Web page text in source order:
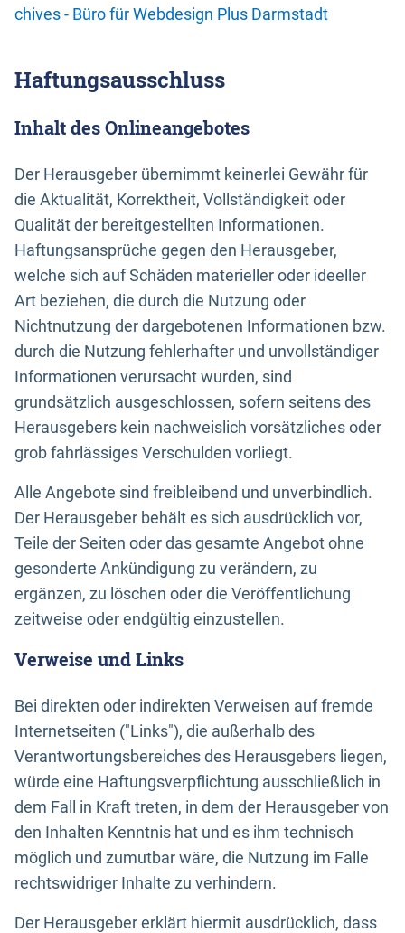
chives - Büro für Webdesign Plus Darmstadt
Haftungsausschluss
Inhalt des Onlineangebotes
Der Herausgeber übernimmt keinerlei Gewähr für
die Aktualität, Korrektheit, Vollständigkeit oder
Qualität der bereitgestellten Informationen.
Haftungsansprüche gegen den Herausgeber,
welche sich auf Schäden materieller oder ideeller
Art beziehen, die durch die Nutzung oder
Nichtnutzung der dargebotenen Informationen bzw.
durch die Nutzung fehlerhafter und unvollständiger
Informationen verursacht wurden, sind
grundsätzlich ausgeschlossen, sofern seitens des
Herausgebers kein nachweislich vorsätzliches oder
grob fahrlässiges Verschulden vorliegt.
Alle Angebote sind freibleibend und unverbindlich.
Der Herausgeber behält es sich ausdrücklich vor,
Teile der Seiten oder das gesamte Angebot ohne
gesonderte Ankündigung zu verändern, zu
ergänzen, zu löschen oder die Veröffentlichung
zeitweise oder endgültig einzustellen.
Verweise und Links
Bei direkten oder indirekten Verweisen auf fremde
Internetseiten ("Links"), die außerhalb des
Verantwortungsbereiches des Herausgebers liegen,
würde eine Haftungsverpflichtung ausschließlich in
dem Fall in Kraft treten, in dem der Herausgeber von
den Inhalten Kenntnis hat und es ihm technisch
möglich und zumutbar wäre, die Nutzung im Falle
rechtswidriger Inhalte zu verhindern.
Der Herausgeber erklärt hiermit ausdrücklich, dass